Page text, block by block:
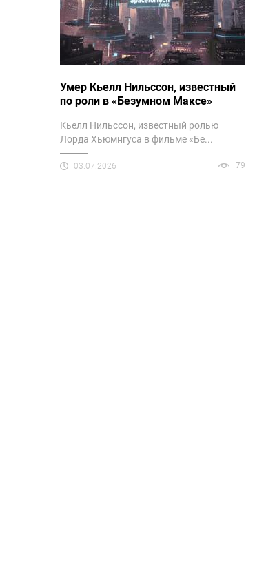
Умер Кьелл Нильссон, известный
по роли в «Безумном Максе»
Кьелл Нильссон, известный ролью
Лорда Хьюмнгуса в фильме «Бе...
03.07.2026 79